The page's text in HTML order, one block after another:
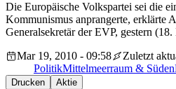
Die Europäische Volkspartei sei die
Kommunismus anprangerte, erklärte
Generalsekretär der EVP, gestern
Mar 19, 2010 - 09:58
Zuletzt
PolitikMittelmeerraum & Süden
Drucken Aktie